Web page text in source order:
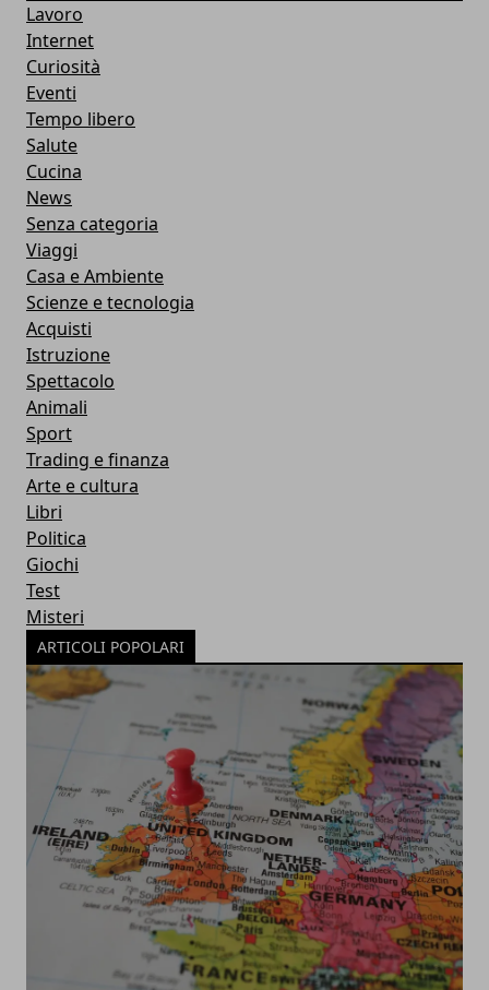
Lavoro
Internet
Curiosità
Eventi
Tempo libero
Salute
Cucina
News
Senza categoria
Viaggi
Casa e Ambiente
Scienze e tecnologia
Acquisti
Istruzione
Spettacolo
Animali
Sport
Trading e finanza
Arte e cultura
Libri
Politica
Giochi
Test
Misteri
ARTICOLI POPOLARI